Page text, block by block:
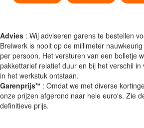
Advies : Wij adviseren garens te bestellen
Breiwerk is nooit op de millimeter
per persoon. Het versturen van een bolletje
pakkettarief relatief duur en bij het verschil
in het werkstuk ontstaan.
Garenprijs** : Omdat we met diverse
onze prijzen afgerond naar hele euro's. Zie
definitieve prijs.